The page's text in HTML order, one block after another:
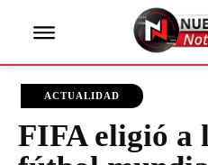
ACTUALIDAD
FIFA eligió a